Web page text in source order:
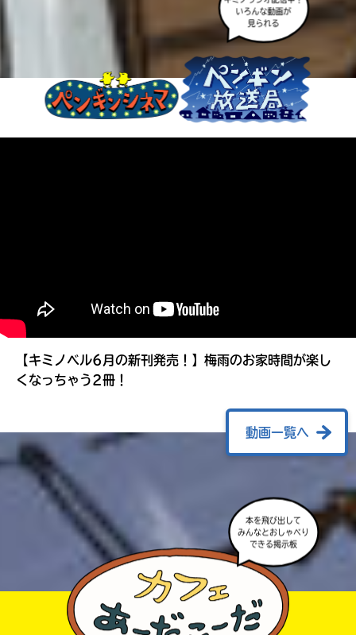
いろんな動画が
見られる
【キミノベル6月の新刊発売！】梅雨のお家時間が楽し
くなっちゃう2冊！
動画一覧へ
本を飛び出して
みんなとおしゃべり
できる掲示板
み
て
ね
る